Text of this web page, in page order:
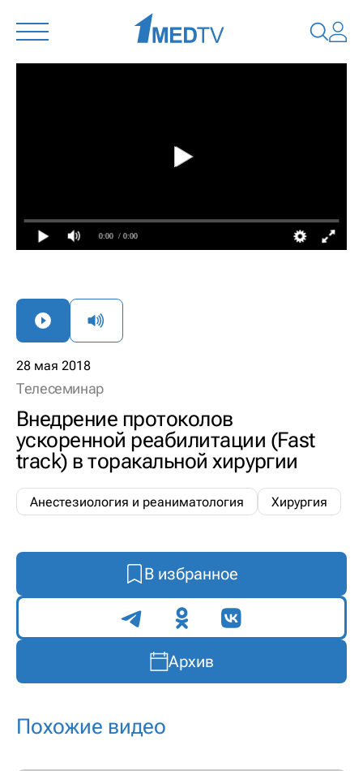
0:00 / 0:00
28 мая 2018
Телесеминар
Внедрение протоколов
ускоренной реабилитации (Fast
track) в торакальной хирургии
Анестезиология и реаниматология Хирургия
В избранное
Поделиться
Архив
Похожие видео